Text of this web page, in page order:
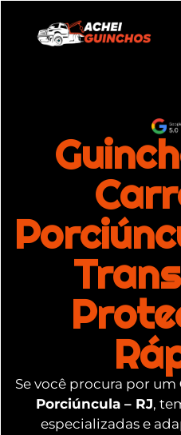
Se você procura por um
Porciúncula – RJ,
especializadas e